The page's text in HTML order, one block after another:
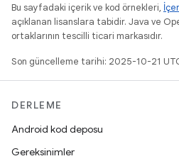
Bu sayfadaki içerik ve kod örnekleri,
açıklanan lisanslara tabidir. Java ve
ortaklarının tescilli ticari markasıdır.
Son güncelleme tarihi: 2025-10-21
DERLEME
Android kod deposu
Gereksinimler